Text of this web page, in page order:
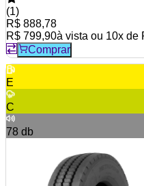
(1)
R$ 888,78
R$ 799,90à vista ou 10x de
Comprar
E
C
78 db